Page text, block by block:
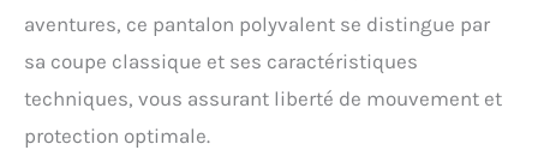
aventures, ce pantalon polyvalent se distingue par
sa coupe classique et ses caractéristiques
techniques, vous assurant liberté de mouvement et
protection optimale.